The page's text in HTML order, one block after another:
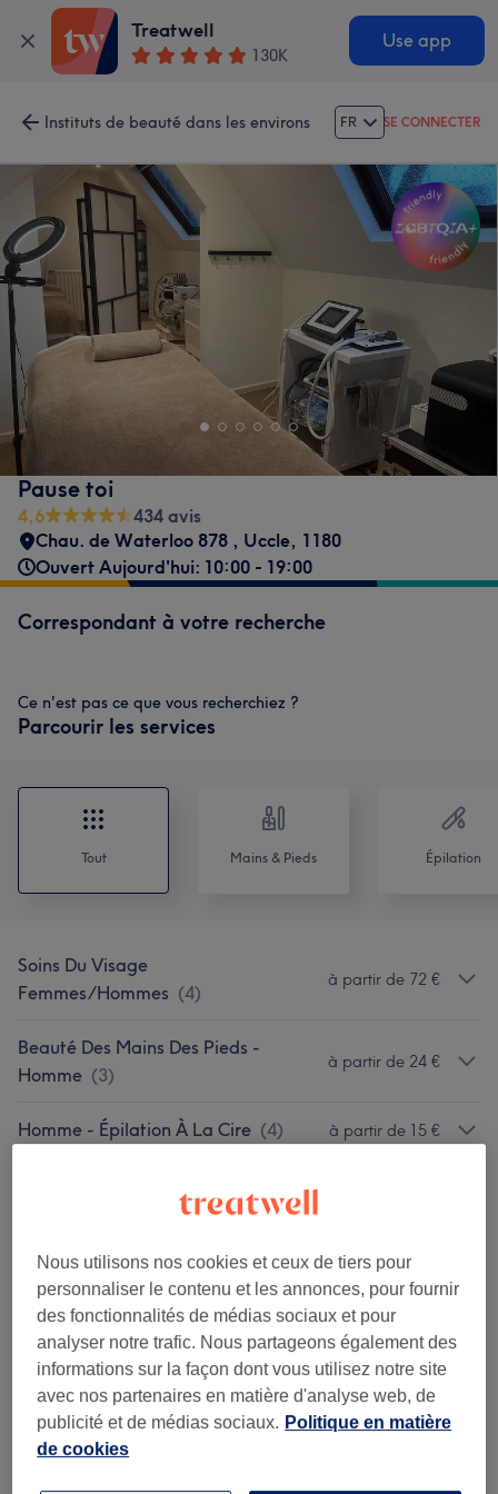
Treatwell
130K
Use app
Instituts de beauté dans les environs FR SE CONNECTER
Pause toi
4,6
434 avis
Chau. de Waterloo 878 , Uccle, 1180
Ouvert Aujourd'hui: 10:00 - 19:00
Correspondant à votre recherche
Ce n'est pas ce que vous recherchiez ?
Parcourir les services
Tout Mains & Pieds Épilation
Soins Du Visage
Femmes/Hommes (4)
à partir de 72 €
Beauté Des Mains Des Pieds -
Homme (3)
à partir de 24 €
Homme - Épilation À La Cire (4) à partir de 15 €
✨ Pause Toi – RITUELS Bien-Être – Hommes &
Rasage À La Tondeuse (2) à partir de 15,99 €
Épilation À La Cire - Femme (4 ) à partir de 10 €
CRYOLIPOLISE 360* (1) à partir de 200 €
PRESSODYNAMIE (2) à partir de 60 €
Nous utilisons nos cookies et ceux de tiers pour
personnaliser le contenu et les annonces, pour fournir
des fonctionnalités de médias sociaux et pour
analyser notre trafic. Nous partageons également des
informations sur la façon dont vous utilisez notre site
avec nos partenaires en matière d'analyse web, de
publicité et de médias sociaux. Politique en matière
de cookies